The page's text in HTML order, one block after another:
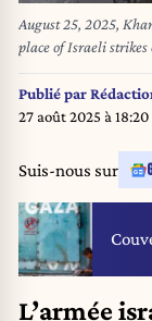
August 25, 2025,
place of Israeli
people were killed, in
25, 2025 (Credit Image: © Alaa Abo Mohsen/APA Images via ZUMA Press
Wire)
Publié par
27 août 2025 à 18:20
Suis-nous sur
L’armée